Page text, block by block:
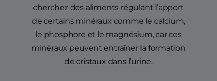
cherchez des aliments régulant l’apport
de certains minéraux comme le calcium,
le phosphore et le magnésium, car ces
minéraux peuvent entraîner la formation
de cristaux dans l’urine.